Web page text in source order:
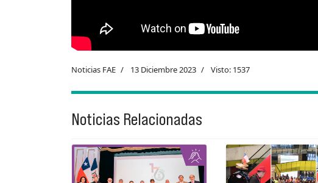
Noticias FAE 13 Diciembre 2023 Visto: 1537
Noticias Relacionadas